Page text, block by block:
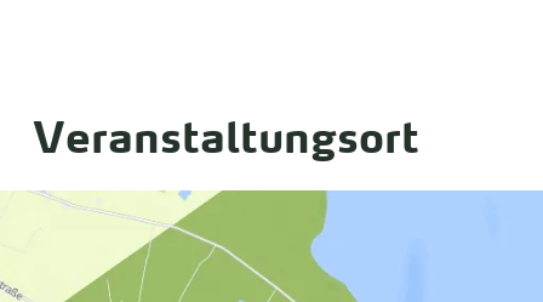
Veranstaltungsort